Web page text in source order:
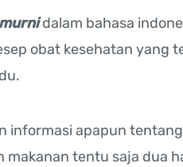
dalam bahasa
obat kesehatan yang
informasi apapun
makanan tentu saja dua